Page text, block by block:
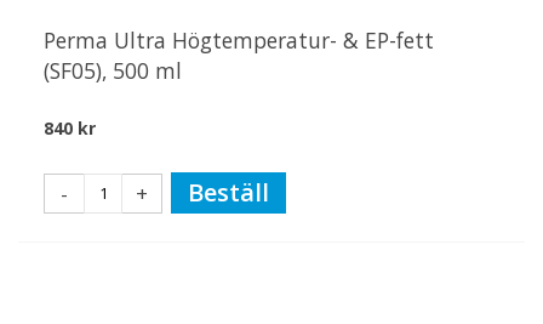
Perma Ultra Högtemperatur- & EP-fett
(SF05), 500 ml
840 kr
- + Beställ